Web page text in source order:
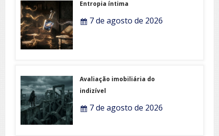
Entropia íntima
7 de agosto de 2026
Avaliação imobiliária do
indizível
7 de agosto de 2026